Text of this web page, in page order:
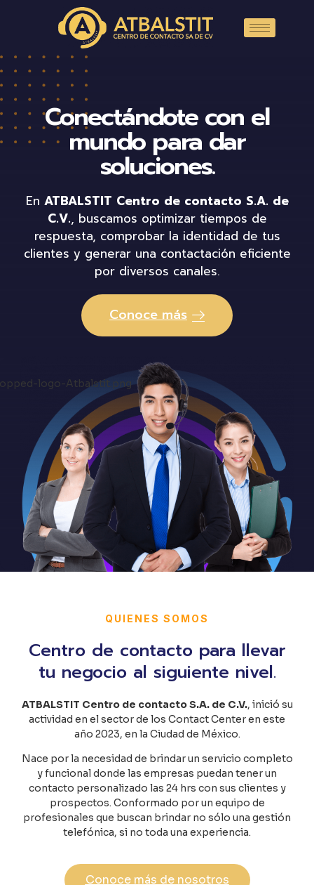
Conectándote con el
mundo para dar
soluciones.
En ATBALSTIT Centro de contacto S.A. de
C.V., buscamos optimizar tiempos de
respuesta, comprobar la identidad de tus
clientes y generar una contactación eficiente
por diversos canales.
Conoce más
QUIENES SOMOS
Centro de contacto para llevar
tu negocio al siguiente nivel.
ATBALSTIT Centro de contacto S.A. de C.V., inició su
actividad en el sector de los Contact Center en este
año 2023, en la Ciudad de México.
Nace por la necesidad de brindar un servicio completo
y funcional donde las empresas puedan tener un
contacto personalizado las 24 hrs con sus clientes y
prospectos. Conformado por un equipo de
profesionales que buscan brindar no sólo una gestión
telefónica, si no toda una experiencia.
Conoce más de nosotros